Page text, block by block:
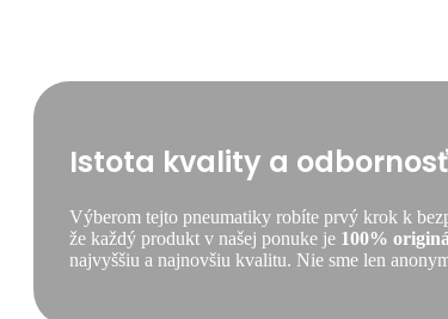
Istota kvality a odbornosť
Výberom tejto pneumatiky robíte prvý krok k
že každý produkt v našej ponuke je 100%
najvyššiu a najnovšiu kvalitu. Nie sme len